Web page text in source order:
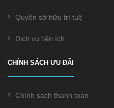
Quyền sở hữu trí tuệ
Dịch vụ tiện ích
CHÍNH SÁCH ƯU ĐÃI
Chính sách thanh toán